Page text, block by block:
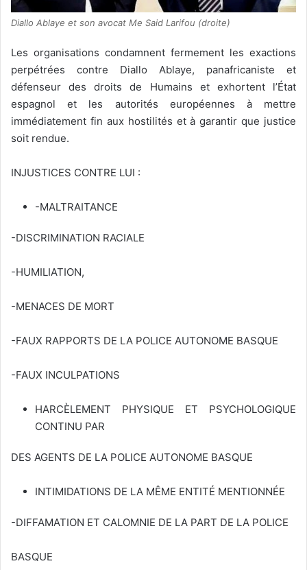
Diallo Ablaye et son avocat Me Said Larifou (droite)
Les organisations condamnent fermement les exactions
perpétrées contre Diallo Ablaye, panafricaniste et
défenseur des droits de Humains et exhortent l’État
espagnol et les autorités européennes à mettre
immédiatement fin aux hostilités et à garantir que justice
soit rendue.
INJUSTICES CONTRE LUI :
-MALTRAITANCE
-DISCRIMINATION RACIALE
-HUMILIATION,
-MENACES DE MORT
-FAUX RAPPORTS DE LA POLICE AUTONOME BASQUE
-FAUX INCULPATIONS
HARCÈLEMENT PHYSIQUE ET PSYCHOLOGIQUE
CONTINU PAR
DES AGENTS DE LA POLICE AUTONOME BASQUE
INTIMIDATIONS DE LA MÊME ENTITÉ MENTIONNÉE
-DIFFAMATION ET CALOMNIE DE LA PART DE LA POLICE
BASQUE